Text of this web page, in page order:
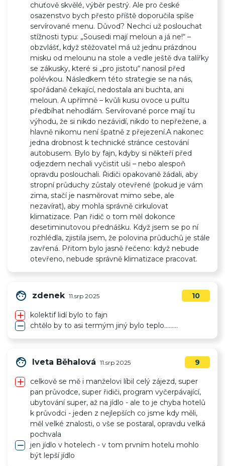
chuťově skvělé, výběr pestrý. Ale pro české
osazenstvo bych přesto příště doporučila spíše
servírované menu. Důvod? Nechci už poslouchat
stížnosti typu: „Sousedi mají meloun a já ne!“ –
obzvlášť, když stěžovatel má už jednu prázdnou
misku od melounu na stole a vedle ještě dva talířky
se zákusky, které si „pro jistotu“ nanosil před
polévkou. Následkem této strategie se na nás,
spořádaně čekající, nedostala ani buchta, ani
meloun. A upřímně – kvůli kusu ovoce u pultu
předbíhat nehodlám. Servírované porce mají tu
výhodu, že si nikdo nezávidí, nikdo to nepřežene, a
hlavně nikomu není špatně z přejezení.A nakonec
jedna drobnost k technické stránce cestování
autobusem. Bylo by fajn, kdyby si někteří před
odjezdem nechali vyčistit uši – nebo alespoň
opravdu poslouchali. Řidiči opakovaně žádali, aby
stropní průduchy zůstaly otevřené (pokud je vám
zima, stačí je nasměrovat mimo sebe, ale
nezavírat), aby mohla správně cirkulovat
klimatizace. Pan řidič o tom měl dokonce
desetiminutovou přednášku. Když jsem se po ní
rozhlédla, zjistila jsem, že polovina průduchů je stále
zavřená. Přitom bylo jasně řečeno: když nebude
otevřeno, nebude správně klimatizace pracovat.
face zdenek 11.srp 2025
add kolektif lidí bylo to fajn
remove chtělo by to asi termým jiný bylo teplo.........
10
face Iveta Běhalová 11.srp 2025
add
celkově se mě i manželovi líbil celý zájezd, super
pan průvodce, super řidiči, program vyčerpávající,
ubytování super, až na jídlo - ale to je chyba hotelů
k průvodci - jeden z nejlepších co jsme kdy měli,
měl velké znalosti, o vše se postaral, opravdu velká
pochvala
remove
jen jídlo v hotelech - v tom prvním hotelu mohlo
být lepší jídlo
9